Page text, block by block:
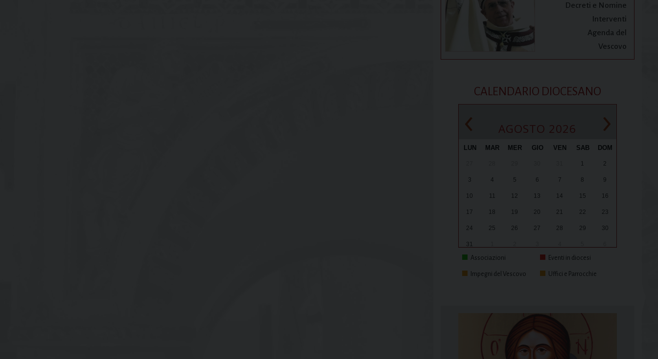
Decreti e Nomine
Interventi
Agenda del
Vescovo
CALENDARIO DIOCESANO
‹ AGOSTO 2026 ›
LUN MAR MER GIO VEN SAB DOM
1 2
3 4 5 6 7 8 9
10 11 12 13 14 15 16
17 18 19 20 21 22 23
24 25 26 27 28 29 30
31
Associazioni
Eventi in diocesi
Impegni del Vescovo Uffici e Parrocchie